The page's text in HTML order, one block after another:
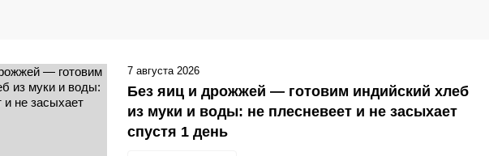
Без яиц и дрожжей — готовим индийский хлеб
из муки и воды: не плесневеет и не засыхает
спустя 1 день
7 августа 2026